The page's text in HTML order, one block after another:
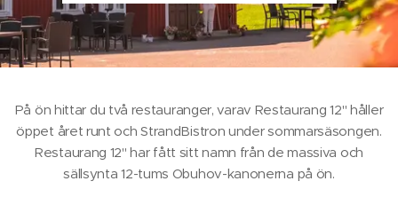
På ön hittar du två restauranger, varav Restaurang 12" håller
öppet året runt och StrandBistron under sommarsäsongen.
Restaurang 12" har fått sitt namn från de massiva och
sällsynta 12-tums Obuhov-kanonerna på ön.